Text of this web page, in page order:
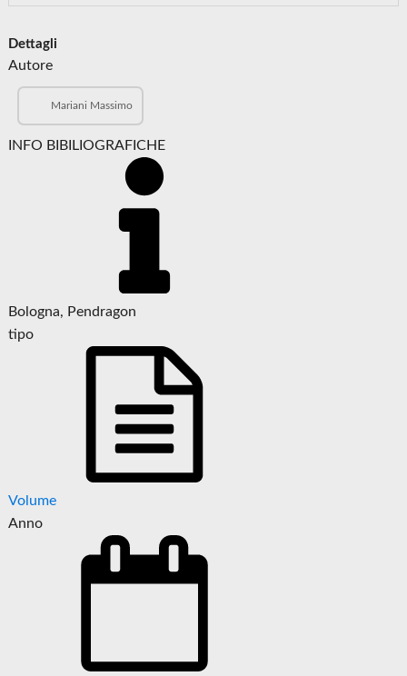
Dettagli
Autore
Mariani Massimo
INFO BIBILIOGRAFICHE
Bologna, Pendragon
tipo
Volume
Anno